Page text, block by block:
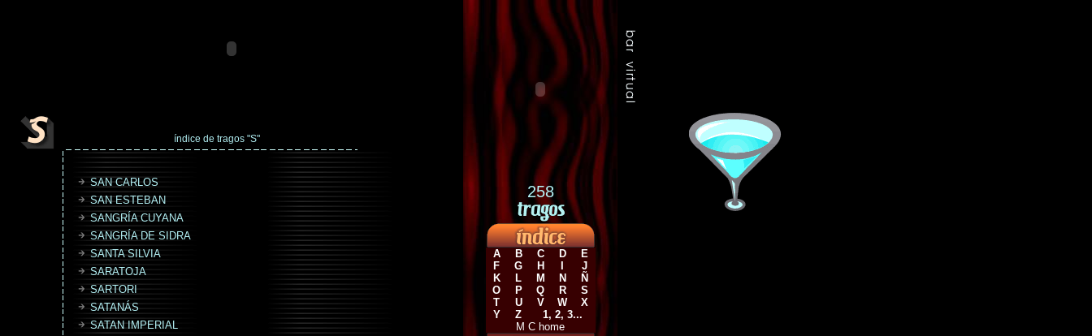
índice de tragos "S"
SAN CARLOS
SAN ESTEBAN
SANGRÍA CUYANA
SANGRÍA DE SIDRA
SANTA SILVIA
SARATOJA
SARTORI
SATANÁS
SATAN IMPERIAL
258
A B C D
E
F
G H
J
K
L M N
Ñ
O
P Q R
S
T
U V W
X
Y
Z
1, 2, 3...
M C home